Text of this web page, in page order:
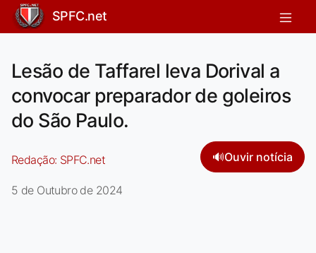
SPFC.net
Lesão de Taffarel leva Dorival a
convocar preparador de goleiros
do São Paulo.
Redação: SPFC.net 🔊Ouvir notícia
5 de Outubro de 2024